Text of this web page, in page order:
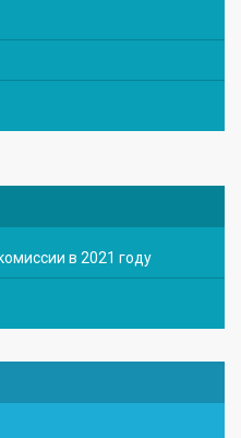
в 2021 году